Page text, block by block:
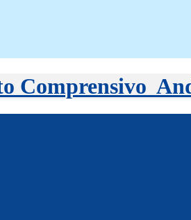
Comprensivo